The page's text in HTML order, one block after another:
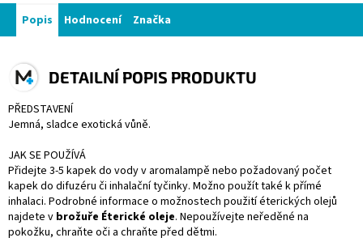
Popis Hodnocení Značka
DETAILNÍ POPIS PRODUKTU
PŘEDSTAVENÍ
Jemná, sladce exotická vůně.
JAK SE POUŽÍVÁ
Přidejte 3-5 kapek do vody v aromalampě nebo požadovaný počet
kapek do difuzéru či inhalační tyčinky. Možno použít také k přímé
inhalaci. Podrobné informace o možnostech použití éterických olejů
najdete v brožuře Éterické oleje. Nepoužívejte neředěné na
pokožku, chraňte oči a chraňte před dětmi.